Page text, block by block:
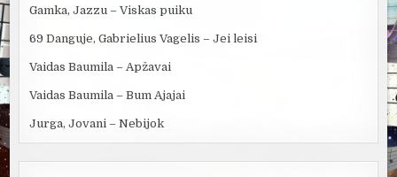
Gamka, Jazzu – Viskas puiku
69 Danguje, Gabrielius Vagelis – Jei leisi
Vaidas Baumila – Apžavai
Vaidas Baumila – Bum Ajajai
Jurga, Jovani – Nebijok